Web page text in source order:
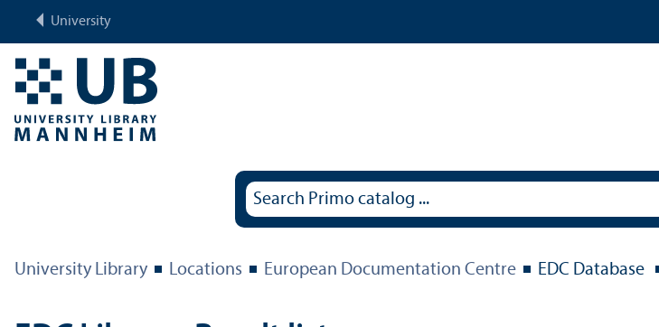
University
University Library Locations European Documentation Centre EDC Database